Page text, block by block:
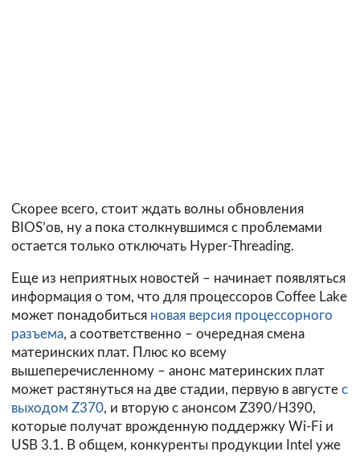
Скорее всего, стоит ждать волны обновления
BIOS’ов, ну а пока столкнувшимся с проблемами
остается только отключать Hyper-Threading.
Еще из неприятных новостей – начинает появляться
информация о том, что для процессоров Coffee Lake
может понадобиться новая версия процессорного
разъема, а соответственно – очередная смена
материнских плат. Плюс ко всему
вышеперечисленному – анонс материнских плат
может растянуться на две стадии, первую в августе с
выходом Z370, и вторую с анонсом Z390/H390,
которые получат врожденную поддержку Wi-Fi и
USB 3.1. В общем, конкуренты продукции Intel уже